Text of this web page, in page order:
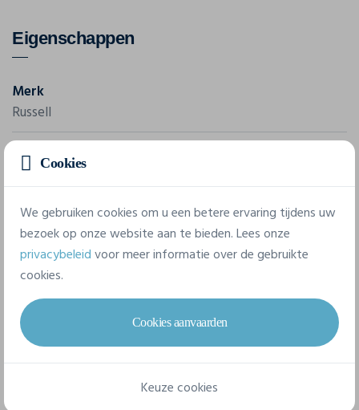
Eigenschappen
Merk
Russell
Referentie
JERZEES 350M
5 beschikbare maten
Cookies
We gebruiken cookies om u een betere ervaring tijdens uw
bezoek op onze website aan te bieden. Lees onze
privacybeleidvoor meer informatie over de gebruikte
cookies.
Cookies aanvaarden
Keuze cookies